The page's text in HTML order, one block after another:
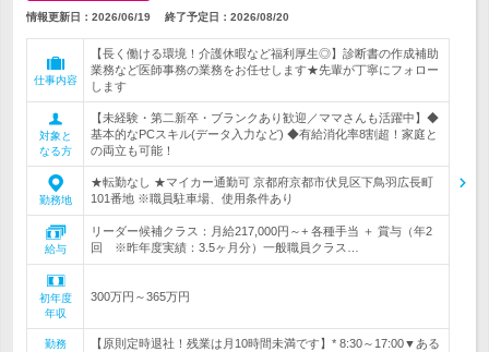
情報更新日：2026/06/19 終了予定日： 2026/08/20
仕事内容
【長く働ける環境！介護休暇など福利厚生◎】診断書の作成補助
業務など医師事務の業務をお任せします★先輩が丁寧にフォロー
します
対象と
なる方
【未経験・第二新卒・ブランクあり歓迎／ママさんも活躍中】◆
基本的なPCスキル(データ入力など) ◆有給消化率8割超！家庭と
の両立も可能！
勤務地
★転勤なし ★マイカー通勤可 京都府京都市伏見区下鳥羽広長町
101番地 ※職員駐車場、使用条件あり
給与
リーダー候補クラス：月給217,000円～+ 各種手当 ＋ 賞与（年2
回 ※昨年度実績：3.5ヶ月分）一般職員クラス…
初年度
年収
300万円～365万円
勤務
【原則定時退社！残業は月10時間未満です】* 8:30～17:00▼ある